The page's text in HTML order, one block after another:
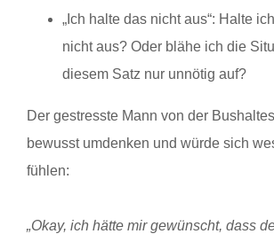
„Ich halte das nicht aus“: Halte
nicht aus? Oder blähe ich die
diesem Satz nur unnötig auf?
Der gestresste Mann von der
bewusst umdenken und würde sich
fühlen:
„Okay, ich hätte mir gewünscht, dass